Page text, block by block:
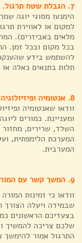
7. הגבלת שטח תרגול.
הימנעו מסוגי יוגה
למקום או לאווירת
מלאים באביזרים).
בכל מקום ובכל זמן.
להשתמש בידע
תלות בתנאים כאלה
8. אנטומיה ופיזיולוגיה
וודאו שאנטומיה
ומעניינת. כמורים
השלד, שרירים,
המערכת הלימפתית,
המערבית.
9. המשך קשר עם המורה לאחר סיום הקורס.
וודאו כי זמינות
שבמידה ויעלה הצורך
בצעדיכם הראשונים
שלכם צריכה להמשיך
התרגול אמור